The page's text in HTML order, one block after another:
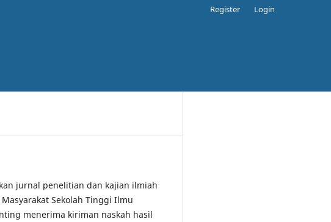
Register Login
jurnal penelitian dan kajian ilmiah
Sekolah Tinggi Ilmu
menerima kiriman naskah hasil